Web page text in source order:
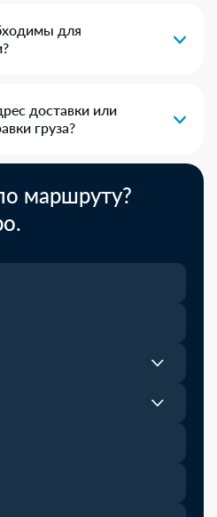
для
доставки или
груза?
маршруту?